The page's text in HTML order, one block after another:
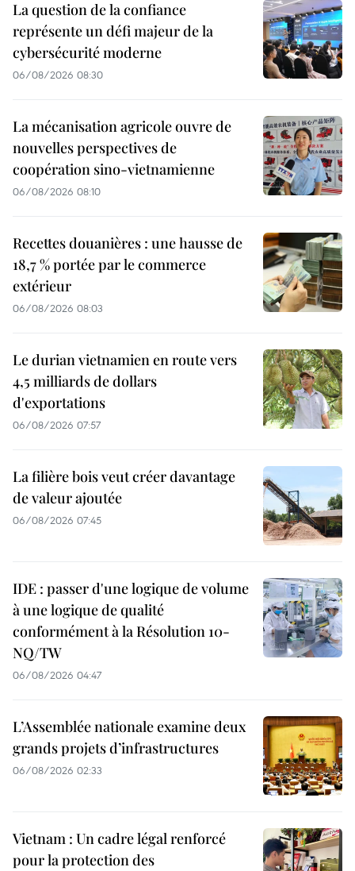
La question de la confiance
représente un défi majeur de la
cybersécurité moderne
06/08/2026 08:30
La mécanisation agricole ouvre de
nouvelles perspectives de
coopération sino-vietnamienne
06/08/2026 08:10
Recettes douanières : une hausse de
18,7 % portée par le commerce
extérieur
06/08/2026 08:03
Le durian vietnamien en route vers
4,5 milliards de dollars
d'exportations
06/08/2026 07:57
La filière bois veut créer davantage
de valeur ajoutée
06/08/2026 07:45
IDE : passer d'une logique de volume
à une logique de qualité
conformément à la Résolution 10-
NQ/TW
06/08/2026 04:47
L’Assemblée nationale examine deux
grands projets d’infrastructures
06/08/2026 02:33
Vietnam : Un cadre légal renforcé
pour la protection des